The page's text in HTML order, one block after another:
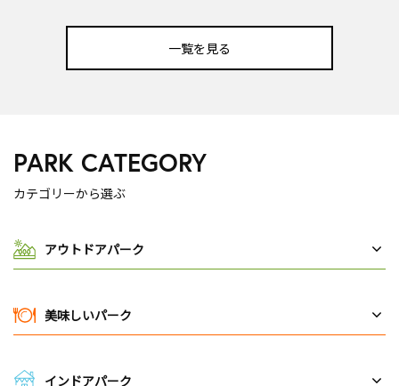
一覧を見る
PARK CATEGORY
カテゴリーから選ぶ
アウトドアパーク
美味しいパーク
インドアパーク